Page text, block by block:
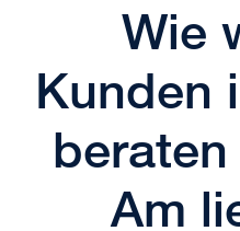
Wie
Kunden
Am